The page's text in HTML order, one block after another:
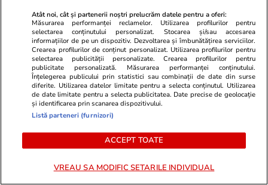
Stiri Mondene
Artistul din România care merge la concerte cu
elicopterul: „Nu este despre lux, ci despre
eficiență”
Auto 20 iul.
20.000 de comenzi în 7 minute și 46.859 într-o
oră: noul SUV electric chinezesc care vrea să
cucerească Europa, Xpeng Mona L03 | VIDEO
Atât noi, cât și partenerii noștri prelucrăm datele pentru a oferi:
Măsurarea performanței reclamelor. Utilizarea profilurilor pentru
selectarea conținutului personalizat. Stocarea și/sau accesarea
informațiilor de pe un dispozitiv. Dezvoltarea și îmbunătățirea serviciilor.
Crearea profilurilor de conținut personalizat. Utilizarea profilurilor pentru
selectarea publicității personalizate. Crearea profilurilor pentru
publicitate personalizată. Măsurarea performanței conținutului.
Înțelegerea publicului prin statistici sau combinații de date din surse
diferite. Utilizarea datelor limitate pentru a selecta conținutul. Utilizarea
de date limitate pentru a selecta publicitatea. Date precise de geolocație
și identificarea prin scanarea dispozitivului.
Listă parteneri (furnizori)
ACCEPT TOATE
VREAU SA MODIFIC SETARILE INDIVIDUAL